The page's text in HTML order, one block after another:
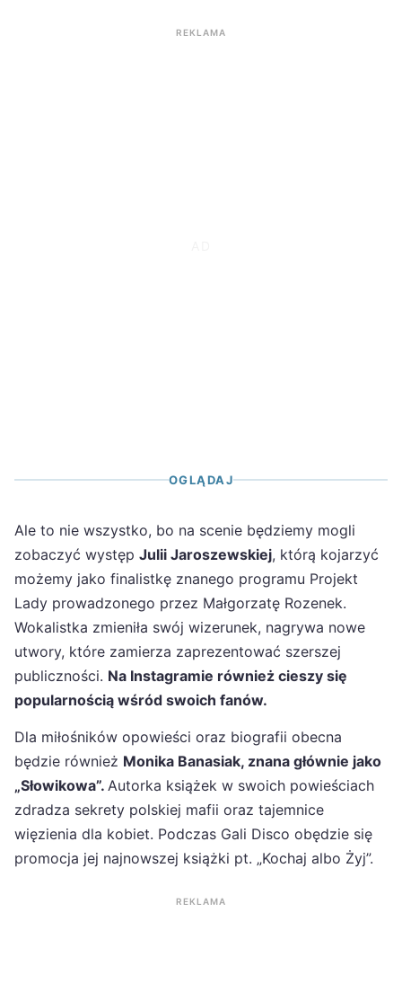
REKLAMA
OGLĄDAJ
Ale to nie wszystko, bo na scenie będziemy mogli
zobaczyć występ Julii Jaroszewskiej, którą kojarzyć
możemy jako finalistkę znanego programu Projekt
Lady prowadzonego przez Małgorzatę Rozenek.
Wokalistka zmieniła swój wizerunek, nagrywa nowe
utwory, które zamierza zaprezentować szerszej
publiczności. Na Instagramie również cieszy się
popularnością wśród swoich fanów.
Dla miłośników opowieści oraz biografii obecna
będzie również Monika Banasiak, znana głównie jako
„Słowikowa”. Autorka książek w swoich powieściach
zdradza sekrety polskiej mafii oraz tajemnice
więzienia dla kobiet. Podczas Gali Disco obędzie się
promocja jej najnowszej książki pt. „Kochaj albo Żyj”.
REKLAMA